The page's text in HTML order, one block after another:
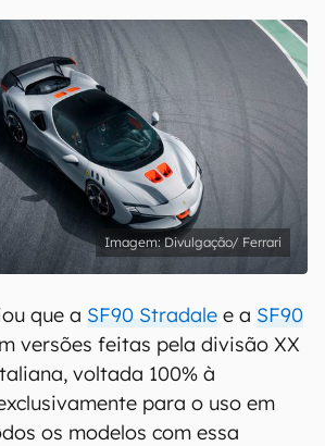
Divulgação/ Ferrari
que a SF90 Stradale e a SF90
versões feitas pela divisão XX
voltada 100% à
para o uso em
os modelos com essa